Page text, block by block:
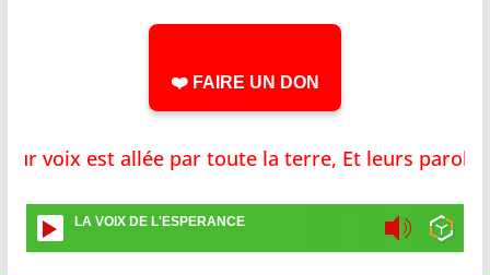
❤️ FAIRE UN DON
est allée par toute la terre, Et leurs paroles
LA VOIX DE L'ESPERANCE